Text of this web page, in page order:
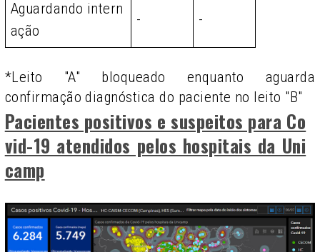
Aguardando intern
ação
- -
*Leito "A" bloqueado enquanto aguarda
confirmação diagnóstica do paciente no leito "B"
Pacientes positivos e suspeitos para Co
vid-19 atendidos pelos hospitais da Uni
camp